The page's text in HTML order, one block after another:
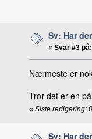
Sv: Har
« Svar #3 på:
Nærmeste er
Tror det er en
« Siste redigering:
Sv: Har